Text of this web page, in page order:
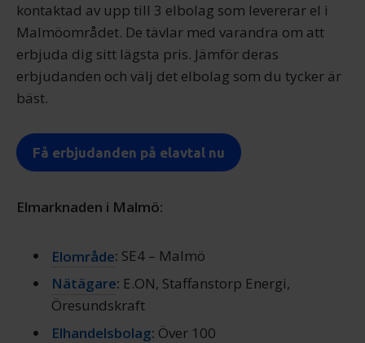
kontaktad av upp till 3 elbolag som levererar el i
Malmöområdet. De tävlar med varandra om att
erbjuda dig sitt lägsta pris. Jämför deras
erbjudanden och välj det elbolag som du tycker är
bäst.
Få erbjudanden på elavtal nu
Elmarknaden i Malmö:
Elområde: SE4 – Malmö
Nätägare: E.ON, Staffanstorp Energi,
Öresundskraft
Elhandelsbolag: Över 100